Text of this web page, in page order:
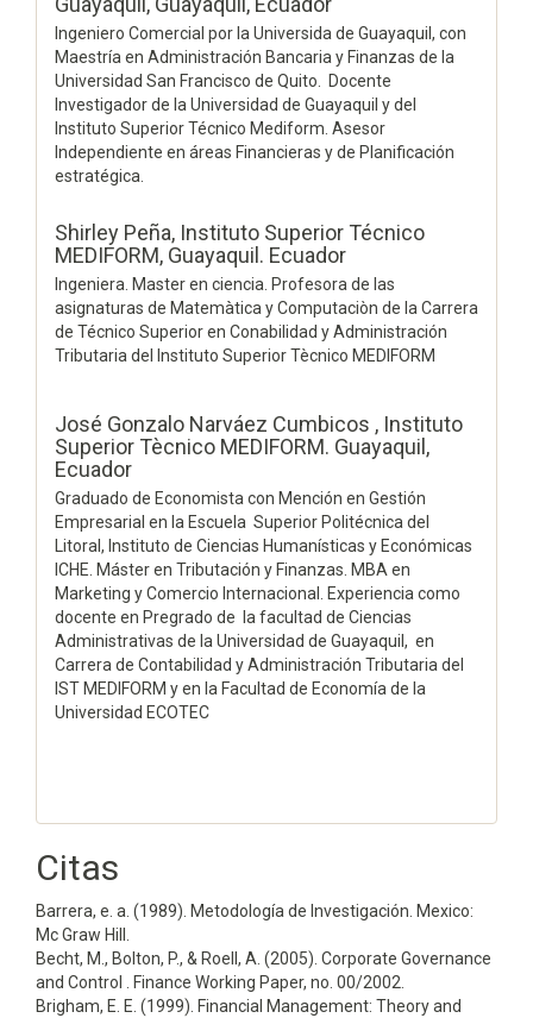
Ingeniero Comercial por la Universida de Guayaquil, con
Maestría en Administración Bancaria y Finanzas de la
Universidad San Francisco de Quito. Docente
Investigador de la Universidad de Guayaquil y del
Instituto Superior Técnico Mediform. Asesor
Independiente en áreas Financieras y de Planificación
estratégica.
Shirley Peña, Instituto Superior Técnico
MEDIFORM, Guayaquil. Ecuador
Ingeniera. Master en ciencia. Profesora de las
asignaturas de Matemàtica y Computaciòn de la Carrera
de Técnico Superior en Conabilidad y Administración
Tributaria del Instituto Superior Tècnico MEDIFORM
José Gonzalo Narváez Cumbicos , Instituto
Superior Tècnico MEDIFORM. Guayaquil,
Ecuador
Graduado de Economista con Mención en Gestión
Empresarial en la Escuela Superior Politécnica del
Litoral, Instituto de Ciencias Humanísticas y Económicas
ICHE. Máster en Tributación y Finanzas. MBA en
Marketing y Comercio Internacional. Experiencia como
docente en Pregrado de la facultad de Ciencias
Administrativas de la Universidad de Guayaquil, en
Carrera de Contabilidad y Administración Tributaria del
IST MEDIFORM y en la Facultad de Economía de la
Universidad ECOTEC
Citas
Barrera, e. a. (1989). Metodología de Investigación. Mexico:
Mc Graw Hill.
Becht, M., Bolton, P., & Roell, A. (2005). Corporate Governance
and Control . Finance Working Paper, no. 00/2002.
Brigham, E. E. (1999). Financial Management: Theory and